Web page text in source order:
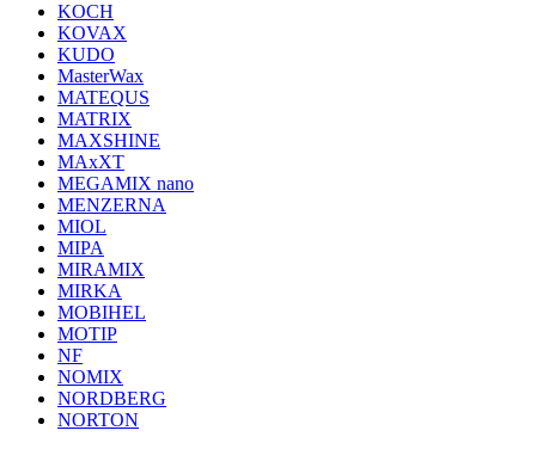
KOCH
KOVAX
KUDO
MasterWax
MATEQUS
MATRIX
MAXSHINE
MAxXT
MEGAMIX nano
MENZERNA
MIOL
MIPA
MIRAMIX
MIRKA
MOBIHEL
MOTIP
NF
NOMIX
NORDBERG
NORTON